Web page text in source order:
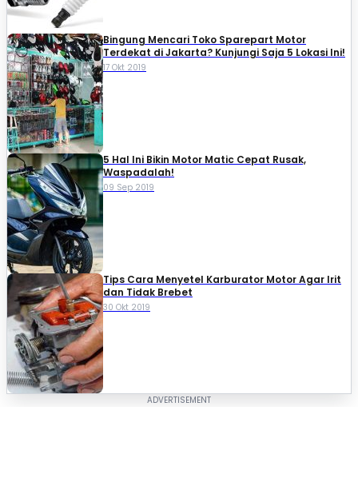
Bingung Mencari Toko Sparepart Motor
Terdekat di Jakarta? Kunjungi Saja 5 Lokasi Ini!
17 Okt 2019
5 Hal Ini Bikin Motor Matic Cepat Rusak,
Waspadalah!
09 Sep 2019
Tips Cara Menyetel Karburator Motor Agar Irit
dan Tidak Brebet
30 Okt 2019